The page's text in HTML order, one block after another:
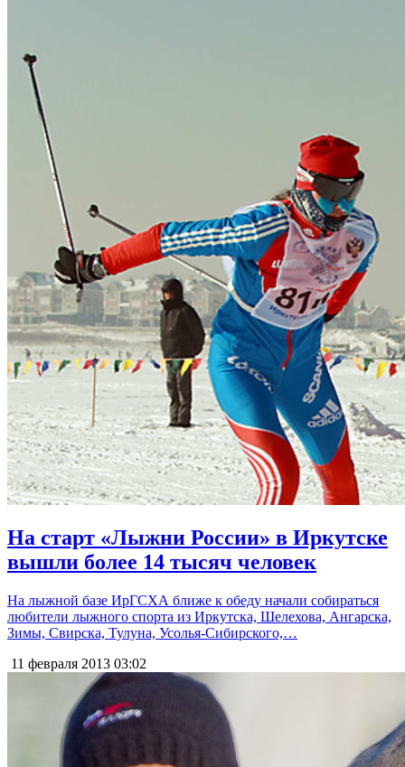
На старт «Лыжни России» в Иркутске
вышли более 14 тысяч человек
На лыжной базе ИрГСХА ближе к обеду начали собираться
любители лыжного спорта из Иркутска, Шелехова, Ангарска,
Зимы, Свирска, Тулуна, Усолья-Сибирского,…
11 февраля 2013 03:02